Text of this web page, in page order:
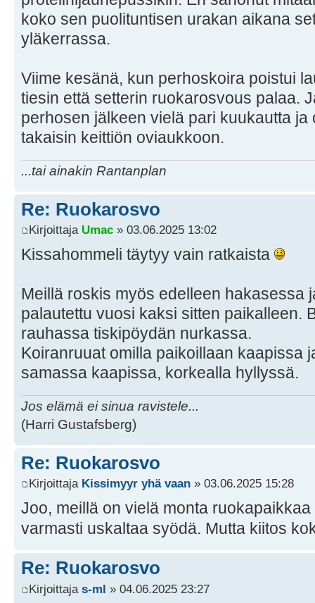
koko sen puolituntisen urakan aikana
yläkerrassa.
Viime kesänä, kun perhoskoira poistui
tiesin että setterin ruokarosvous palaa.
perhosen jälkeen vielä pari kuukautta
takaisin keittiön oviaukkoon.
...tai ainakin Rantanplan
Re: Ruokarosvo
Kirjoittaja Umac » 03.06.2025 13:02
Kissahommeli täytyy vain ratkaista
Meillä roskis myös edelleen hakasessa
palautettu vuosi kaksi sitten paikalleen.
rauhassa tiskipöydän nurkassa.
Koiranruuat omilla paikoillaan kaapissa
samassa kaapissa, korkealla hyllyssä.
Jos elämä ei sinua ravistele...
(Harri Gustafsberg)
Re: Ruokarosvo
Kirjoittaja Kissimyyr yhä vaan » 03.06.2025 15:28
Joo, meillä on vielä monta
varmasti uskaltaa syödä. Mutta kiitos
Re: Ruokarosvo
Kirjoittaja s-ml » 04.06.2025 23:27